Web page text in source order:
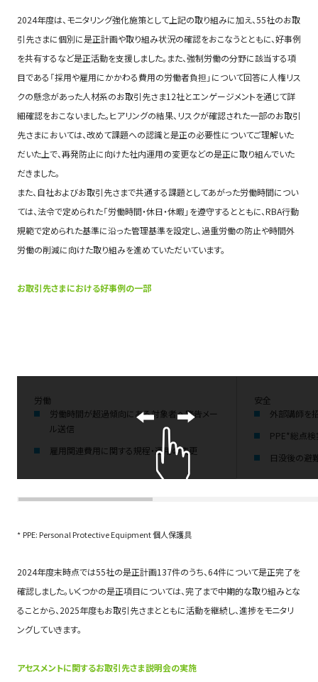
2024年度は、モニタリング強化施策として上記の取り組みに加え、55社のお取
引先さまに個別に是正計画や取り組み状況の確認をおこなうとともに、好事例
を共有するなど是正活動を支援しました。また、強制労働の分野に該当する項
目である「採用や雇用にかかわる費用の労働者負担」について回答に人権リス
クの懸念があった人材系のお取引先さま12社とエンゲージメントを通じて詳
細確認をおこないました。ヒアリングの結果、リスクが確認された一部のお取引
先さまにおいては、改めて課題への認識と是正の必要性についてご理解いた
だいた上で、再発防止に向けた社内運用の変更などの是正に取り組んでいた
だきました。
また、自社およびお取引先さまで共通する課題としてあがった労働時間につい
ては、法令で定められた「労働時間・休日・休暇」を遵守するとともに、RBA行動
規範で定められた基準に沿った管理基準を設定し、過重労働の防止や時間外
労働の削減に向けた取り組みを進めていただいています。
お取引先さまにおける好事例の一部
労働
労働時間が超過傾向にある対象者へ警告メー
ル送信
雇用関連費用に関する規程・運用の変更
安全
外部講師を
PPE*総点検
日没後の避
PPE: Personal Protective Equipment 個人保護具
2024年度末時点では55社の是正計画137件のうち、64件について是正完了を
確認しました。いくつかの是正項目については、完了まで中期的な取り組みとな
ることから、2025年度もお取引先さまとともに活動を継続し、進捗をモニタリ
ングしていきます。
アセスメントに関するお取引先さま説明会の実施